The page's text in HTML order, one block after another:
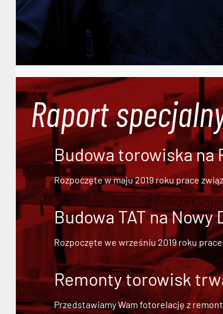
Raport
Budowa torowiska na
Rozpoczęte w maju 2019 roku prace
Budowa TAT na Nowy
Rozpoczęte we wrześniu 2019 roku
Remonty torowisk
Przedstawiamy Wam fotorelację z